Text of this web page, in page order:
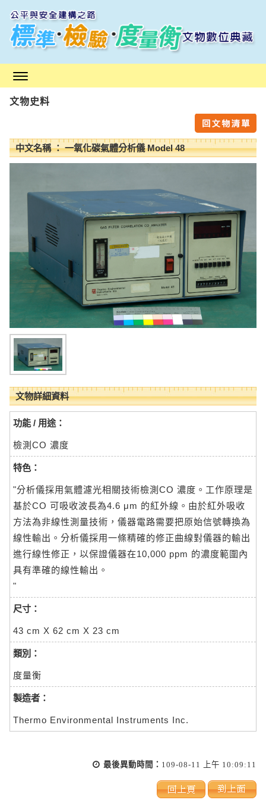
內
文物史料
中文名稱 ： 一氧化碳氣體分析儀 Model 48
文物詳細資料
功能 / 用途：
檢測CO 濃度
特色：
"分析儀採用氣體濾光相關技術檢測CO 濃度。工作原理是
基於CO 可吸收波長為4.6 μm 的紅外線。由於紅外吸收
方法為非線性測量技術，儀器電路需要把原始信號轉換為
線性輸出。分析儀採用一條精確的修正曲線對儀器的輸出
進行線性修正，以保證儀器在10,000 ppm 的濃度範圍內
具有準確的線性輸出。
"
尺寸：
43 cm X 62 cm X 23 cm
類別：
度量衡
製造者：
Thermo Environmental Instruments Inc.
最後異動時間： 109-08-11 上午 10:09:11